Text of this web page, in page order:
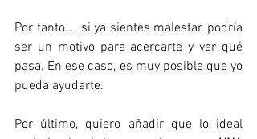
Por tanto…  si ya sientes malestar, podría
ser un motivo para acercarte y ver qué
pasa. En ese caso, es muy posible que yo
pueda ayudarte.
Por último, quiero añadir que lo ideal